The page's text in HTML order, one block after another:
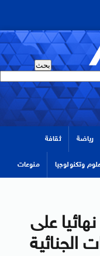
رياضة ثقافة
وتكنولوجيا منوعات
على
الجنائية